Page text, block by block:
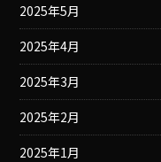
2025年5月
2025年4月
2025年3月
2025年2月
2025年1月